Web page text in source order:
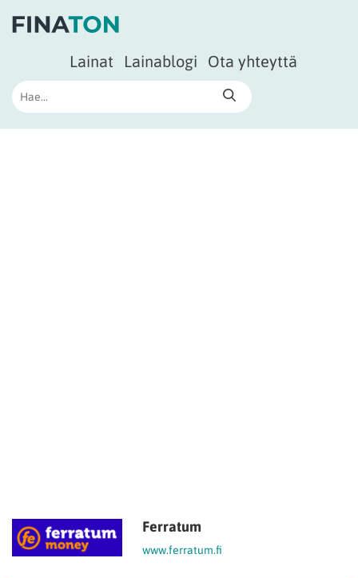
Lainat Lainablogi Ota yhteyttä
Ferratum
www.ferratum.fi